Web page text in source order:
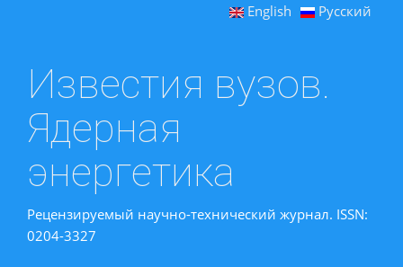
English Русский
Известия вузов.
Ядерная
энергетика
Рецензируемый научно-технический журнал. ISSN:
0204-3327